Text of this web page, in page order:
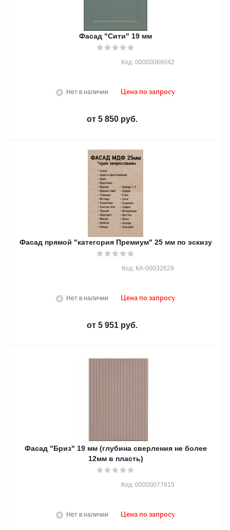
Фасад "Сити" 19 мм
Нет в наличии
Код: 00000066042
Цена по запросу
от 5 850 руб.
Фасад прямой "категория Премиум" 25 мм по эскизу
Нет в наличии
Код: КА-00032629
Цена по запросу
от 5 951 руб.
Фасад "Бриз" 19 мм (глубина сверления не более
12мм в пласть)
Нет в наличии
Код: 00000077815
Цена по запросу